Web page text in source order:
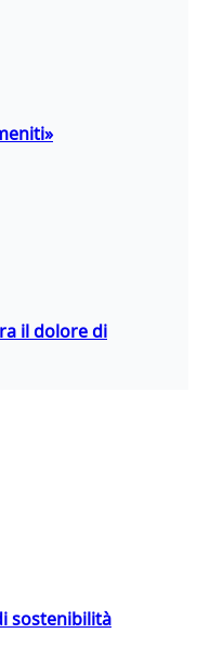
il dolore di
sostenibilità